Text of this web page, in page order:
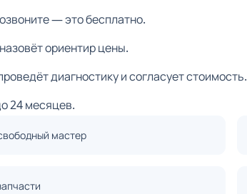
— это бесплатно.
ориентир цены.
диагностику и согласует стоимость.
24 месяцев.
мастер